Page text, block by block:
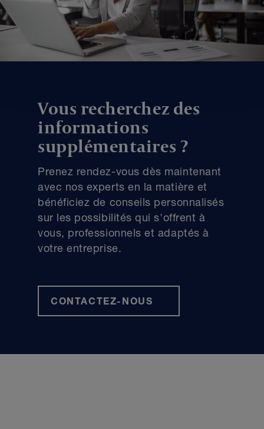
Vous recherchez des
informations
supplémentaires ?
Prenez rendez-vous dès maintenant
avec nos experts en la matière et
bénéficiez de conseils personnalisés
sur les possibilités qui s'offrent à
vous, professionnels et adaptés à
votre entreprise.
CONTACTEZ-NOUS